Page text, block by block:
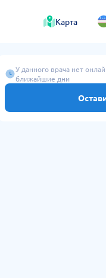
Карта
У данного врача нет
ближайшие дни